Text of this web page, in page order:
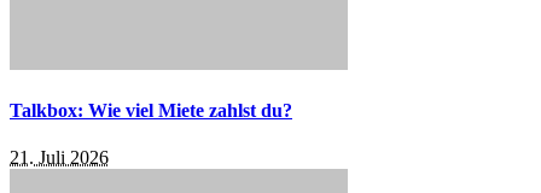
Talkbox: Wie viel Miete zahlst du?
21. Juli 2026